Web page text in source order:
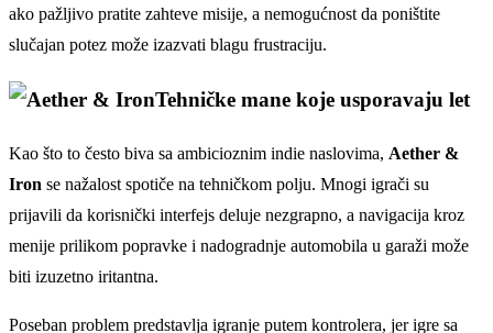
ako pažljivo pratite zahteve misije, a nemogućnost da poništite
slučajan potez može izazvati blagu frustraciju.
Tehničke mane koje usporavaju let
Kao što to često biva sa ambicioznim indie naslovima, Aether &
Iron se nažalost spotiče na tehničkom polju. Mnogi igrači su
prijavili da korisnički interfejs deluje nezgrapno, a navigacija kroz
menije prilikom popravke i nadogradnje automobila u garaži može
biti izuzetno iritantna.
Poseban problem predstavlja igranje putem kontrolera, jer igre sa